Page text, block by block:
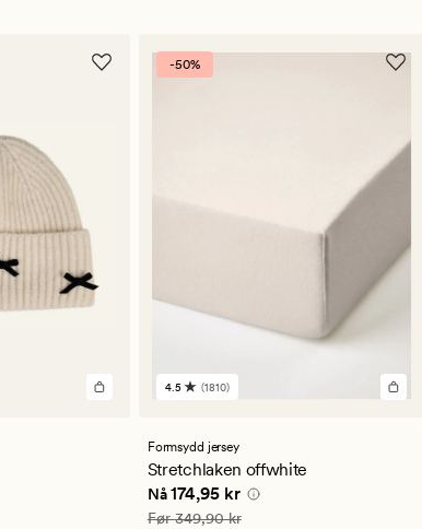
-50%
1810
en
gjennomsnittlig
vurdering
på
4.5
4.5 (1810)
Formsydd jersey
Stretchlaken offwhite
Nåværende pris
Nå 174,95 kr
Vanlig pris 349,90 kr
Før349,90 kr